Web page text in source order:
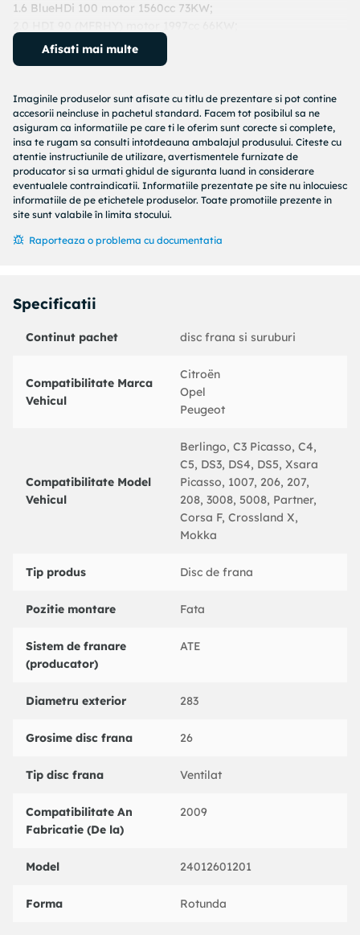
1.6 BlueHDi 100 motor 1560cc 73KW;
Electric motor cc 49KW;
1.6 HDi 90 motor 1560cc 66KW;
1.6 HDi 115 motor 1560cc 84KW;
1.6 HDi 115 motor 1560cc 84KW;
An: 2013 - prezent
Cod produs:24012601201
Producator:ATE
Denumire produs:Disc frana
Specificatii produs:
Articol completare/Info suplimentar 2 : cu suruburi
Grosime minima [mm] : 24
Suprafata : acoperit (cu un strat protector)
Diametru de centrare [mm] : 66
Diametru interior [mm] : 133,5
Partea de montare : punte fata
Coduri echivalente:
CITROEN : 1606401480
CITROEN : 424984
PEUGEOT : 424984
PEUGEOT : 4246W8
BARUM : BAR26120
BOSCH : 0986478616
BRADI : 1093024
BREMBO : 09876010
BREMBO : 09961910
BREMBO : 09876011
CIFAM : 800566
Afisati mai multe
Imaginile produselor sunt afisate cu titlu de prezentare si pot contine
accesorii neincluse in pachetul standard. Facem tot posibilul sa ne
asiguram ca informatiile pe care ti le oferim sunt corecte si complete,
insa te rugam sa consulti intotdeauna ambalajul produsului. Citeste cu
atentie instructiunile de utilizare, avertismentele furnizate de
producator si sa urmati ghidul de siguranta luand in considerare
eventualele contraindicatii. Informatiile prezentate pe site nu inlocuiesc
informatiile de pe etichetele produselor. Toate promotiile prezente in
site sunt valabile în limita stocului.
Raporteaza o problema cu documentatia
Specificatii
Continut pachet disc frana si suruburi
Compatibilitate Marca
Vehicul
Citroën
Opel
Peugeot
Compatibilitate Model
Vehicul
Berlingo, C3 Picasso, C4,
C5, DS3, DS4, DS5, Xsara
Picasso, 1007, 206, 207,
208, 3008, 5008, Partner,
Corsa F, Crossland X,
Mokka
Tip produs Disc de frana
Pozitie montare Fata
Sistem de franare
(producator)
ATE
Diametru exterior 283
Grosime disc frana 26
Tip disc frana Ventilat
Compatibilitate An
Fabricatie (De la)
2009
Model 24012601201
Forma Rotunda